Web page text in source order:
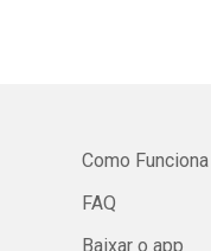
Como Funciona
FAQ
Baixar o app